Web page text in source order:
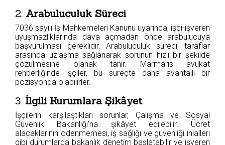
2. Arabuluculuk Süreci
7036 sayılı İş Mahkemeleri Kanunu uyarınca, işçi-işveren
uyuşmazlıklarında dava açmadan önce arabulucuya
başvurulması gereklidir. Arabuluculuk süreci, taraflar
arasında uzlaşma sağlanarak sorunun hızlı bir şekilde
çözülmesine olanak tanır. Marmaris avukat
rehberliğinde işçiler, bu süreçte daha avantajlı bir
pozisyonda olabilirler.
3. İlgili Kurumlara Şikâyet
İşçilerin karşılaştıkları sorunlar, Çalışma ve Sosyal
Güvenlik Bakanlığı’na şikâyet edilebilir. Ücret
alacaklarının ödenmemesi, iş sağlığı ve güvenliği ihlalleri
gibi durumlarda bakanlık denetim başlatabilir ve işveren